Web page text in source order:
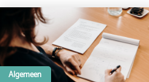
Algemeen